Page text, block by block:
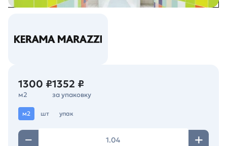
1300 ₽
м2
1352 ₽
за упаковку
м2 шт упак